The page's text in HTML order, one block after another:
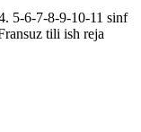
5-6-7-8-9-10-11 sinf
tili ish reja